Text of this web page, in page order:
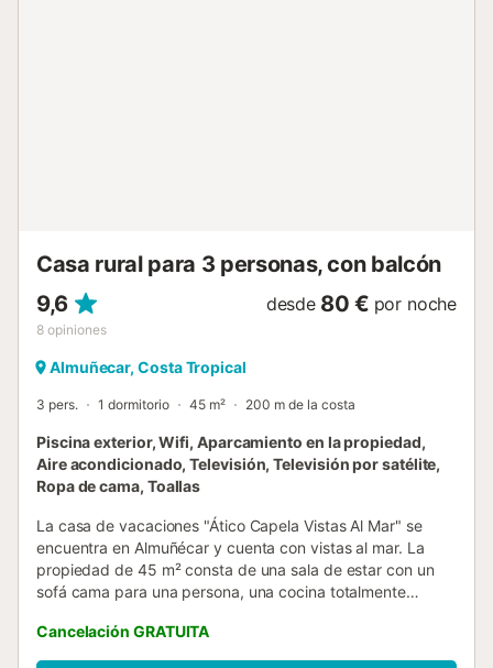
Casa rural para 3 personas, con balcón
9,6
8 opiniones
desde 80 € por noche
Almuñecar, Costa Tropical
3 pers. 1 dormitorio 45 m² 200 m de la costa
Piscina exterior, Wifi, Aparcamiento en la propiedad,
Aire acondicionado, Televisión, Televisión por satélite,
Ropa de cama, Toallas
La casa de vacaciones "Ático Capela Vistas Al Mar" se
encuentra en Almuñécar y cuenta con vistas al mar. La
propiedad de 45 m² consta de una sala de estar con un
sofá cama para una persona, una cocina totalmente
personas. Los servicios y comodidades adicionales
incluyen Wi-Fi de alta velocidad (apto para
Cancelación GRATUITA